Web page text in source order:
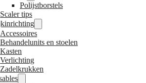
Polijstborstels
Scaler tips
Accessoires
Behandelunits en stoelen
Kasten
Verlichting
Zadelkrukken